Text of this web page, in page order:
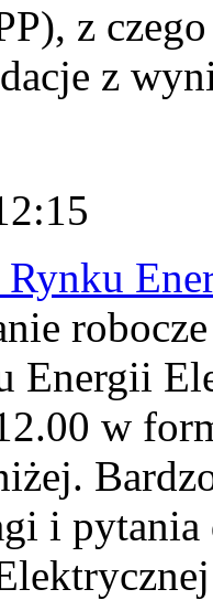
z
z
Energii
w
i